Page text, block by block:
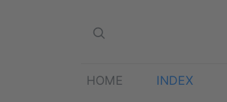
HOME INDEX